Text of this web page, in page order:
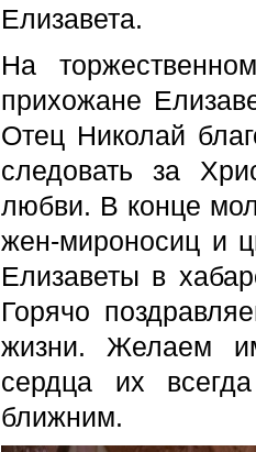
Елизавета.
На
прихожане
Отец Николай
следовать за
любви. В конце
жен-мироносиц и
Елизаветы в
Горячо
жизни. Желаем
сердца их
ближним.